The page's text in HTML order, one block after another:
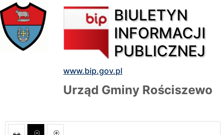
BIULETYN
INFORMACJI
PUBLICZNEJ
www.bip.gov.pl
Urząd Gminy Rościszewo